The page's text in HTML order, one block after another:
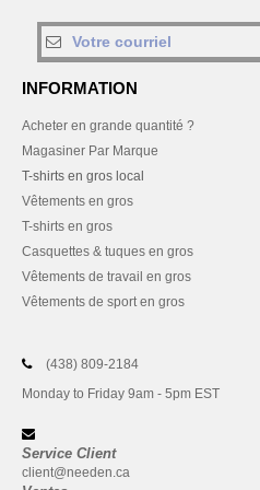
INFORMATION
Acheter en grande quantité ?
Magasiner Par Marque
T-shirts en gros local
Vêtements en gros
T-shirts en gros
Casquettes & tuques en gros
Vêtements de travail en gros
Vêtements de sport en gros
(438) 809-2184
Monday to Friday 9am - 5pm EST
Service Client
client@needen.ca